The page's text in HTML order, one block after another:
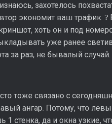
захотелось
экономит ваш трафик. ?
хоть он и под
уже ранее
за раз, не бывалый случай.
тоже связано с
ангар. Потому, что
1 стенка, да и окна узкие,